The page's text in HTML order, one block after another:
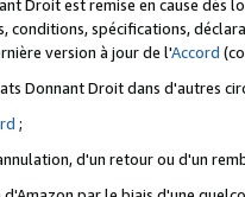
Droit est remise en cause
conditions, spécifications,
version à jour de l'Accord
Donnant Droit dans d'autres
;
d'un retour ou d'un